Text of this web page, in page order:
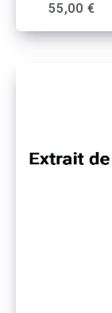
55,00 €